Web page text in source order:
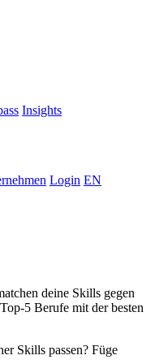
Insights
Login EN
deine Skills gegen
5 Berufe mit der besten
Skills passen? Füge